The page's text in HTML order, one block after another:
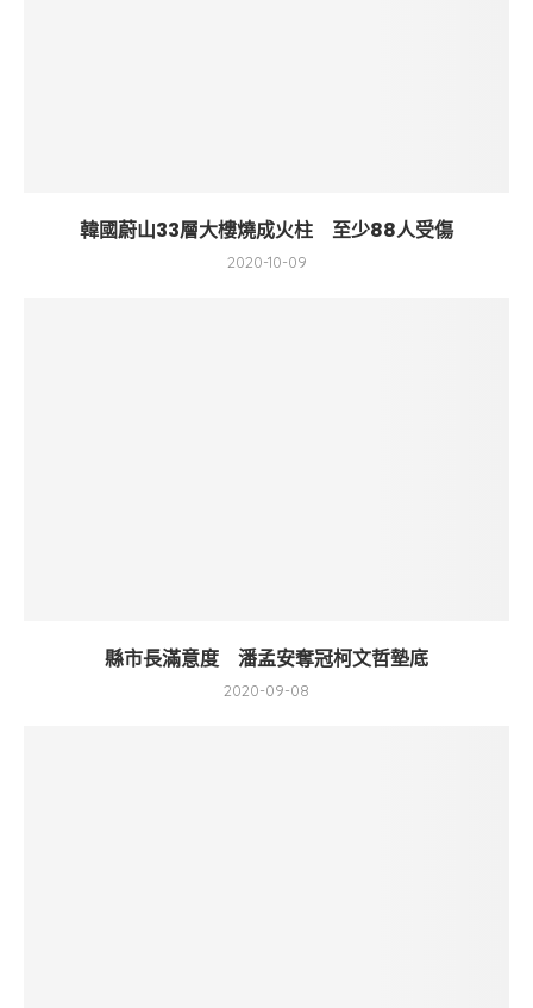
韓國蔚山33層大樓燒成火柱 至少88人受傷
2020-10-09
縣市長滿意度 潘孟安奪冠柯文哲墊底
2020-09-08